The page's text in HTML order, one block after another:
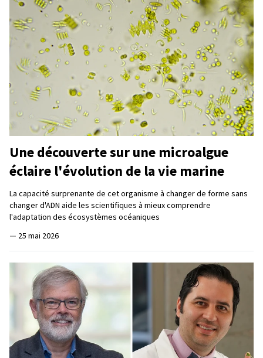
Une découverte sur une microalgue
éclaire l'évolution de la vie marine
La capacité surprenante de cet organisme à changer de forme sans
changer d'ADN aide les scientifiques à mieux comprendre
l'adaptation des écosystèmes océaniques
— 25 mai 2026